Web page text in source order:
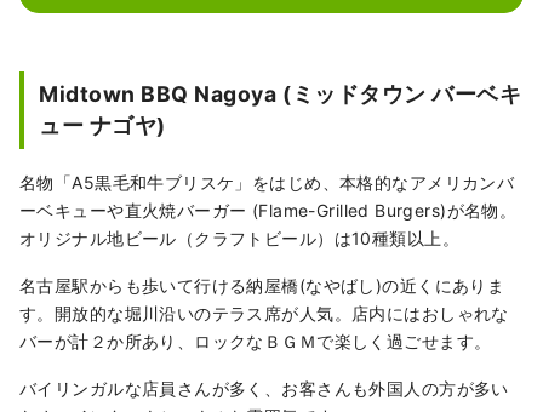
Midtown BBQ Nagoya (ミッドタウン バーベキ
ュー ナゴヤ)
名物「A5黒毛和牛ブリスケ」をはじめ、本格的なアメリカンバ
ーベキューや直火焼バーガー (Flame-Grilled Burgers)が名物。
オリジナル地ビール（クラフトビール）は10種類以上。
名古屋駅からも歩いて行ける納屋橋(なやばし)の近くにありま
す。開放的な堀川沿いのテラス席が人気。店内にはおしゃれな
バーが計２か所あり、ロックなＢＧＭで楽しく過ごせます。
バイリンガルな店員さんが多く、お客さんも外国人の方が多い